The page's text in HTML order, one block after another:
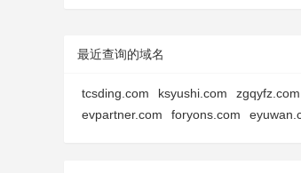
最近查询的域名
tcsding.com ksyushi.com zgqyfz.com
evpartner.com
foryons.com